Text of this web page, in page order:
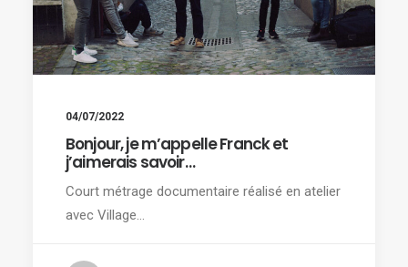
04/07/2022
Bonjour, je m’appelle Franck et
j’aimerais savoir…
Court métrage documentaire réalisé en atelier
avec Village…